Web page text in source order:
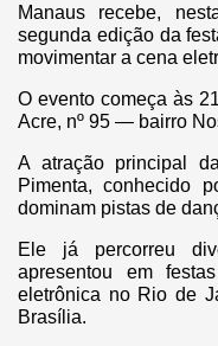
Manaus recebe,
segunda edição da
movimentar a cena
O evento começa às
Acre, nº 95 — bairro
A atração principal
Pimenta, conhecido
dominam pistas de
Ele já percorreu
apresentou em
eletrônica no Rio de
Brasília.